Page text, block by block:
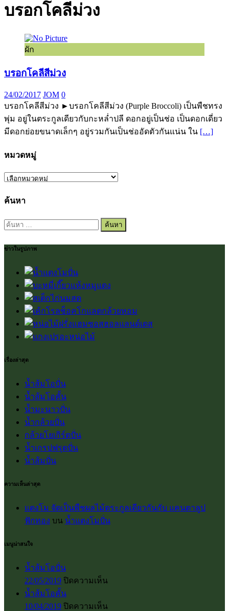
บรอกโคลีม่วง
ผัก
บรอกโคลีสีม่วง
24/02/2017 JOM 0
บรอกโคลีสีม่วง ►บรอกโคลีสีม่วง (Purple Broccoli) เป็นพืชทรง
พุ่ม อยู่ในตระกูลเดียวกับกะหล่ำปลี ดอกอยู่เป็นช่อ เป็นดอกเดี่ยว
มีดอกย่อยขนาดเล็กๆ อยู่รวมกันเป็นช่ออัดตัวกันแน่น ใน […]
หมวดหมู่
หมวด
ค้นหา
ค้นหา
ข่าวในรูปภาพ
เรื่องล่าสุด
น้ำส้มโอปั่น
น้ำส้มโอคั้น
น้ำมะนาวปั่น
น้ำกล้วยปั่น
กล้วยโยเกิร์ตปั่น
น้ำเกรปฟรุตปั่น
น้ำส้มปั่น
ความเห็นล่าสุด
แตงโม จัดเป็นพืชผลไม้ตระกูลเดียวกันกับ แคนตาลูป
ฟักทอง บน น้ำแตงโมปั่น
เมนูน่าสนใจ
น้ำส้มโอปั่น
22/05/2019 ปิดความเห็นบน
โอ
น้ำส้มโอคั้น
10/04/2019 ปิดความเห็นบน